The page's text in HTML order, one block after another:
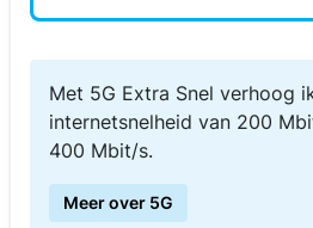
Met 5G Extra Snel verhoog
internetsnelheid van 200
400 Mbit/s.
Meer over 5G